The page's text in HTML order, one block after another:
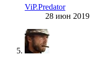
ViP.Predator
28 июн 2019